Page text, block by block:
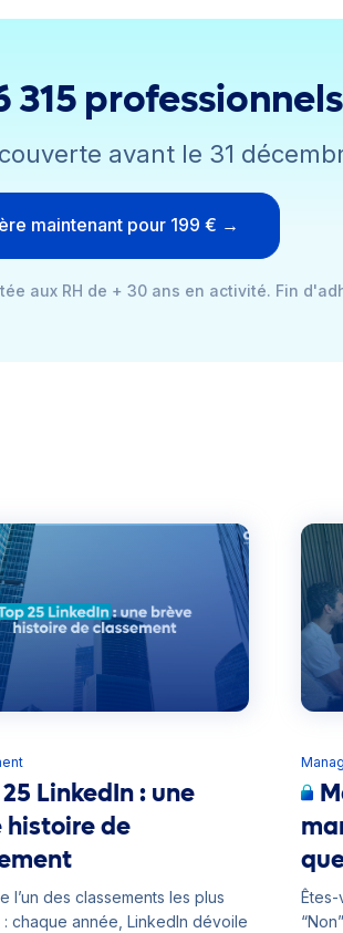
315
avant le 31
maintenant pour 199 € →
aux RH de + 30 ans en activité. Fin
LinkedIn : une
histoire de
l’un des classements les plus
: chaque année, LinkedIn dévoile